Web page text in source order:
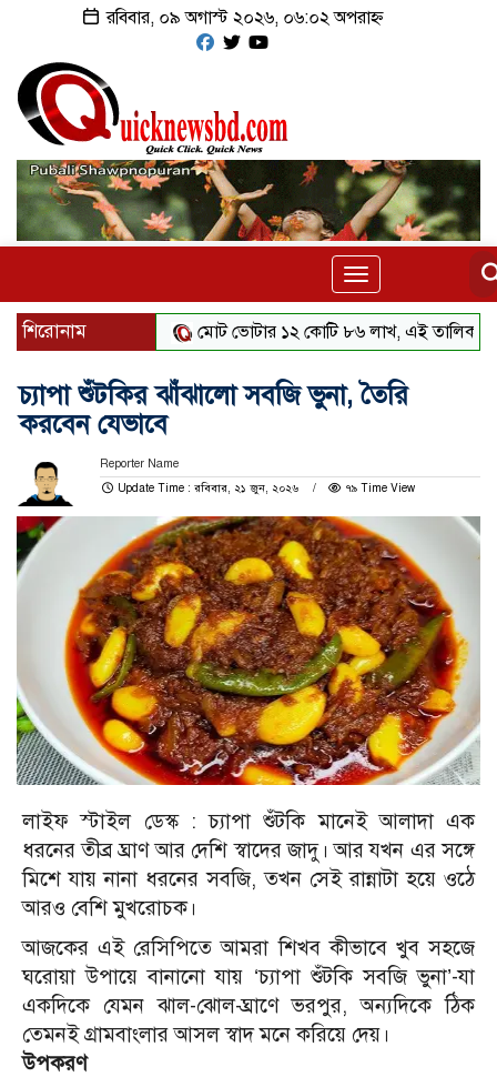
রবিবার, ০৯ অগাস্ট ২০২৬, ০৬:০২ অপরাহ্ন
Toggle
navigation
শিরোনাম মোট ভোটার ১২ কোটি ৮৬ লাখ, এই তালিকায় স্থানীয়
চ্যাপা শুঁটকির ঝাঁঝালো সবজি ভুনা, তৈরি
করবেন যেভাবে
Reporter Name
Update Time : রবিবার, ২১ জুন, ২০২৬
৭৯ Time View
লাইফ স্টাইল ডেস্ক :চ্যাপা শুঁটকি মানেই আলাদা এক
ধরনের তীব্র ঘ্রাণ আর দেশি স্বাদের জাদু। আর যখন এর সঙ্গে
মিশে যায় নানা ধরনের সবজি, তখন সেই রান্নাটা হয়ে ওঠে
আরও বেশি মুখরোচক।
আজকের এই রেসিপিতে আমরা শিখব কীভাবে খুব সহজে
ঘরোয়া উপায়ে বানানো যায় ‘চ্যাপা শুঁটকি সবজি ভুনা’-যা
একদিকে যেমন ঝাল-ঝোল-ঘ্রাণে ভরপুর, অন্যদিকে ঠিক
তেমনই গ্রামবাংলার আসল স্বাদ মনে করিয়ে দেয়।
উপকরণ